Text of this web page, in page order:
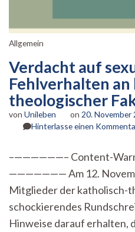
Allgemein
Verdacht auf
Fehlverhalten
theologischer
von Unileben on 20. November
Hinterlasse einen
–——————– Content-
——————— Am 12.
Mitglieder der katholisch-
schockierendes
Hinweise darauf erhalten,